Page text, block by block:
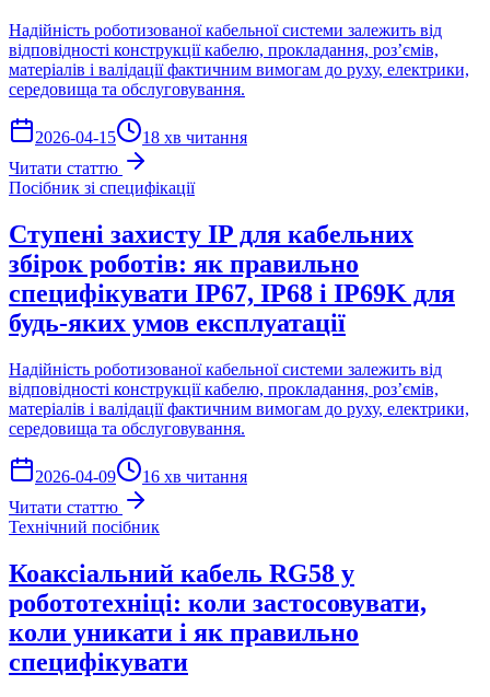
Надійність роботизованої кабельної системи залежить від
відповідності конструкції кабелю, прокладання, роз’ємів,
матеріалів і валідації фактичним вимогам до руху, електрики,
середовища та обслуговування.
2026-04-15
18 хв читання
Читати статтю
Посібник зі специфікації
Ступені захисту IP для кабельних
збірок роботів: як правильно
специфікувати IP67, IP68 і IP69K для
будь-яких умов експлуатації
Надійність роботизованої кабельної системи залежить від
відповідності конструкції кабелю, прокладання, роз’ємів,
матеріалів і валідації фактичним вимогам до руху, електрики,
середовища та обслуговування.
2026-04-09
16 хв читання
Читати статтю
Технічний посібник
Коаксіальний кабель RG58 у
робототехніці: коли застосовувати,
коли уникати і як правильно
специфікувати